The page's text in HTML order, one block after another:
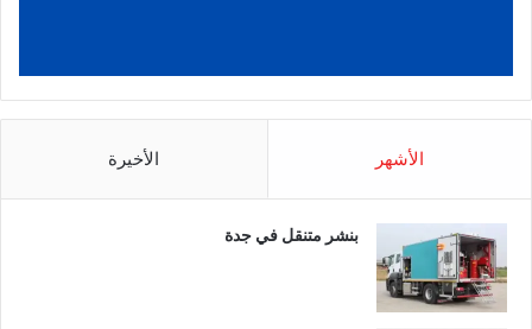
الأشهر الأخيرة
بنشر متنقل في جدة